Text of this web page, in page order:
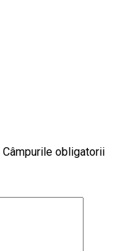
Câmpurile obligatorii